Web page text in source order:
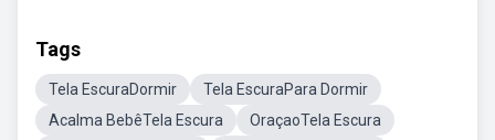
Tags
Tela EscuraDormir
Tela EscuraPara Dormir
Acalma BebêTela Escura
OraçaoTela Escura